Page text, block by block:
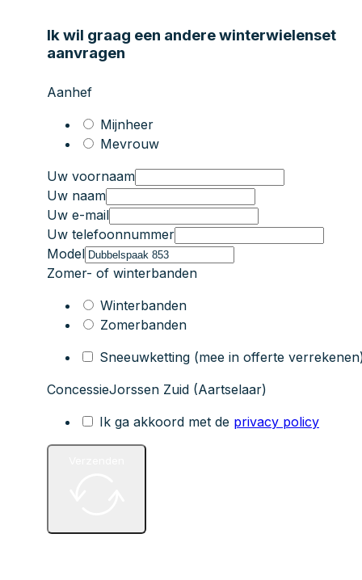
Ik wil graag een andere winterwielenset
aanvragen
Aanhef
Mijnheer
Mevrouw
Uw voornaam
Uw naam
Uw e-mail
Uw telefoonnummer
Model
Zomer- of winterbanden
Winterbanden
Zomerbanden
Sneeuwketting (mee in offerte
ConcessieJorssen Zuid (Aartselaar)
Ik ga akkoord met de privacy policy